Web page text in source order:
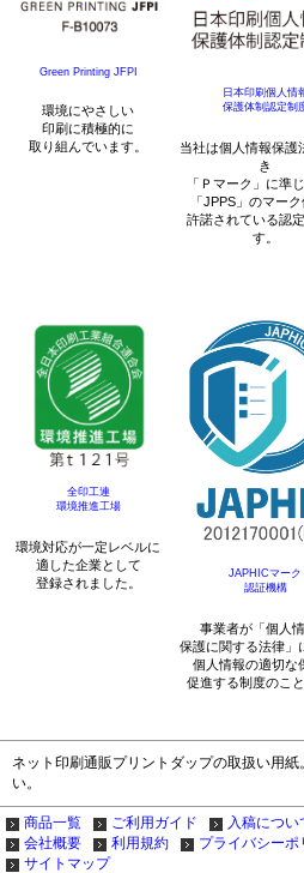
Green Printing JFPI
環境にやさしい
印刷に積極的に
取り組んでいます。
日本印刷個人情
保護体制認定制
当社は個人情報保護
き
「Ｐマーク」に準
「JPPS」のマー
許諾されている認
す。
全印工連
環境推進工場
環境対応が一定レベルに
適した企業として
登録されました。
JAPHICマーク
認証機構
事業者が「個人
保護に関する法律」
個人情報の適切な
促進する制度のこと
ネット印刷通販プリントダップの取扱い用
い。
商品一覧 ご利用ガイド 入稿につい
会社概要
利用規約 プライバシーポ
サイトマップ